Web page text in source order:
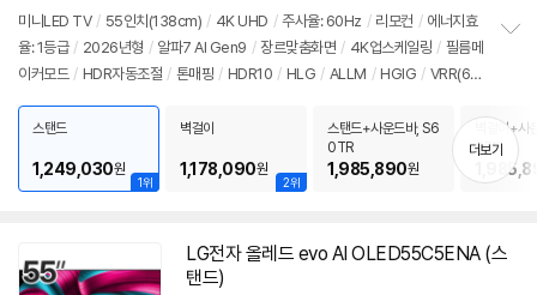
가
점
리
뷰
미니LED TV / 55인치 (138cm) / 4K UHD / 주사율: 60Hz / 리모컨 / 에너지효
율: 1등급 / 2026년형 / 알파7 AI Gen9 / 장르맞춤화면 / 4K업스케일링 / 필름메
이커모드 / HDR자동조절 / 톤매핑 / HDR10 / HLG / ALLM / HGIG / VRR(60
치
기
1위
스탠드
1,249,030원
2위
벽걸이
1,178,090원
스탠드+사운드바, S6
0TR
1,985,890원
벽걸이+사
0TR
더보기
LG전자 올레드 evo AI OLED55C5ENA (스
탠드)